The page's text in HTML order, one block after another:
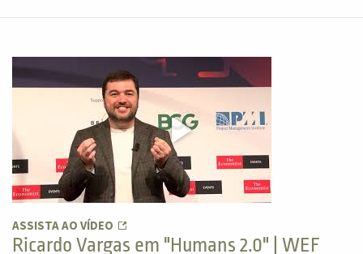
ASSISTA AO VÍDEO
Ricardo Vargas em "Humans 2.0" | WEF